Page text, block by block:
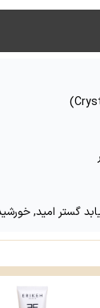
گستر امید,